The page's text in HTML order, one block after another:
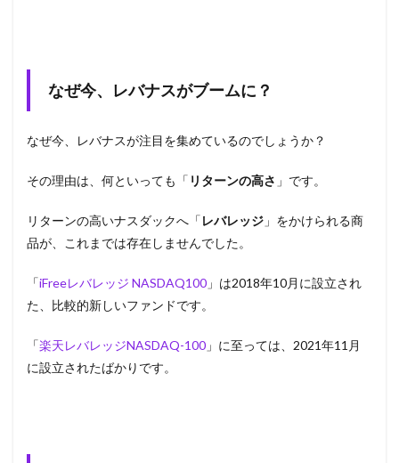
なぜ今、レバナスがブームに？
なぜ今、レバナスが注目を集めているのでしょうか？
その理由は、何といっても「 リターンの高さ 」です。
リターンの高いナスダックへ「レバレッジ 」をかけられる商
品が、これまでは存在しませんでした。
「iFreeレバレッジ NASDAQ100 」は2018年10月に設立され
た、比較的新しいファンドです。
「楽天レバレッジNASDAQ-100 」に至っては、2021年11月
に設立されたばかりです。